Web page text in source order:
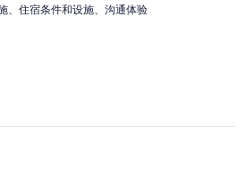
、住宿条件和设施、沟通体验